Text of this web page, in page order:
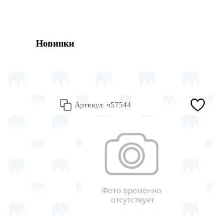
Новинки
Артикул: ч57544